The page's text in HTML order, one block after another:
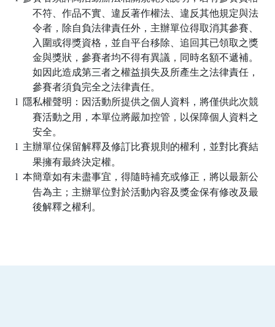
不符、作品不實、違反著作權法、違反其他規定與法
令者，除自負法律責任外，主辦單位得取消其參賽、
入圍或得獎資格，並自平台移除、追回其已領取之獎
金與獎狀，參賽者均不得有異議，同時名額不遞補。
如因此造成第三者之權益損失及所產生之法律責任，
參賽者須負完全之法律責任。
l 隱私權聲明：因活動所提供之個人資料，將僅供此次競
賽活動之用，本單位將嚴加控管，以保障個人資料之
安全。
l 主辦單位保留解釋及修訂比賽規則的權利，並對比賽結
果擁有最終決定權。
l 本簡章如有未盡事宜，得隨時補充或修正，將以最新公
告為主；主辦單位對於活動內容及獎金保有修改及最
後解釋之權利。